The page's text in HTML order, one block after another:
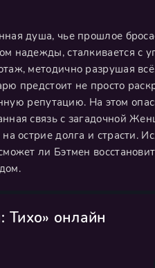
душа, чье прошлое
надежды, сталкивается с
методично разрушая
предстоит не просто
репутацию. На этом
связь с загадочной
острие долга и страсти.
ли Бэтмен
Тихо» онлайн